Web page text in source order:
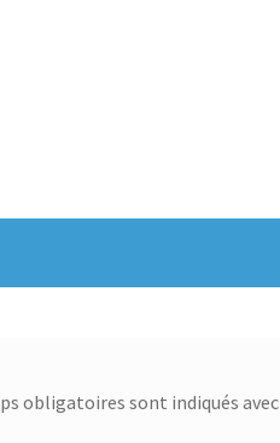
obligatoires sont indiqués avec